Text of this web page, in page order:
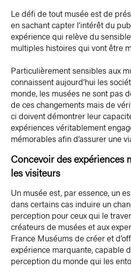
Le défi de tout musée est de
en sachant capter l’intérêt du
expérience qui relève du
multiples histoires qui vont être
Particulièrement sensibles aux
connaissent aujourd’hui les
monde, les musées ne sont pas
de ces changements mais de
ci doivent démontrer leur
expériences véritablement
mémorables afin d’assurer une
Concevoir des expériences
les visiteurs
Un musée est, par essence, un
dans certains cas induire un
perception pour ceux qui le
créateurs de musées et aux
France Muséums de créer et
expérience marquante, capable
perception du monde qui les